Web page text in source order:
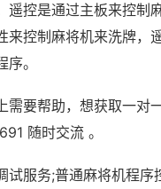
遥控是通过主板来控制
来控制麻将机来洗牌，
。
需要帮助，想获取一对
随时交流 。
试服务;普通麻将机程序